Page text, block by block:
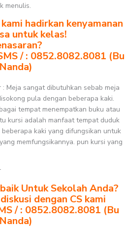
menulis.
hadirkan kenyamanan
untuk kelas!
/ : 0852.8082.8081 (Bu
Nanda)
Meja sangat dibutuhkan sebab meja
pula dengan beberapa kaki.
tempat menempatkan buku atau
kursi adalah manfaat tempat duduk
kaki yang difungsikan untuk
memfungsikannya. pun kursi yang
Untuk Sekolah Anda?
dengan CS kami
/ : 0852.8082.8081 (Bu
Nanda)